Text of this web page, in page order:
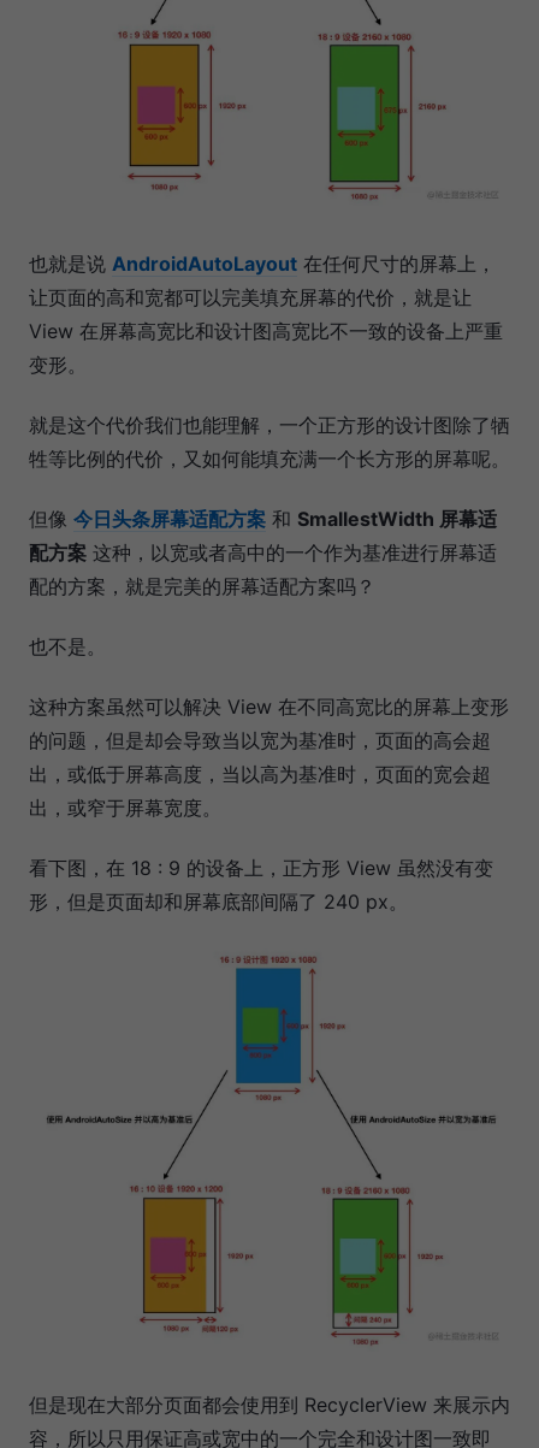
也就是说 AndroidAutoLayout 在任何尺寸的屏幕上，
让页面的高和宽都可以完美填充屏幕的代价，就是让
View 在屏幕高宽比和设计图高宽比不一致的设备上严重
变形。
就是这个代价我们也能理解，一个正方形的设计图除了牺
牲等比例的代价，又如何能填充满一个长方形的屏幕呢。
但像 今日头条屏幕适配方案 和 SmallestWidth 屏幕适
配方案 这种，以宽或者高中的一个作为基准进行屏幕适
配的方案，就是完美的屏幕适配方案吗？
也不是。
这种方案虽然可以解决 View 在不同高宽比的屏幕上变形
的问题，但是却会导致当以宽为基准时，页面的高会超
出，或低于屏幕高度，当以高为基准时，页面的宽会超
出，或窄于屏幕宽度。
看下图，在 18 : 9 的设备上，正方形 View 虽然没有变
形，但是页面却和屏幕底部间隔了 240 px。
但是现在大部分页面都会使用到 RecyclerView 来展示内
容，所以只用保证高或宽中的一个完全和设计图一致即